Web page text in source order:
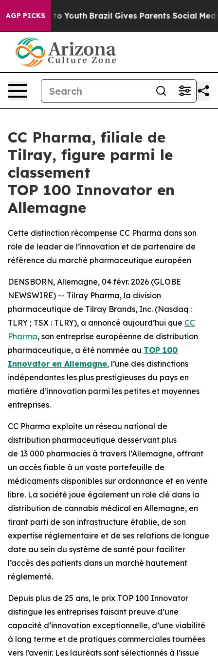
AGP PICKS
to Youth Brazil Gives Parents Social Media
CC Pharma, filiale de
Tilray, figure parmi le
classement
TOP 100 Innovator en
Allemagne
Cette distinction récompense CC Pharma dans son
rôle de leader de l’innovation et de partenaire de
référence du marché pharmaceutique européen
DENSBORN, Allemagne, 04 févr. 2026 (GLOBE
NEWSWIRE) -- Tilray Pharma, la division
pharmaceutique de Tilray Brands, Inc. (Nasdaq :
TLRY ; TSX : TLRY), a annoncé aujourd’hui que CC
Pharma, son entreprise européenne de distribution
pharmaceutique, a été nommée au TOP 100
Innovator en Allemagne, l’une des distinctions
indépendantes les plus prestigieuses du pays en
matière d’innovation parmi les petites et moyennes
entreprises.
CC Pharma exploite un réseau national de
distribution pharmaceutique desservant plus
de 13 000 pharmacies à travers l’Allemagne, offrant
un accès fiable à un vaste portefeuille de
médicaments disponibles sur ordonnance et en vente
libre. La société joue également un rôle clé dans la
distribution de cannabis médical en Allemagne, en
tirant parti de son infrastructure établie, de son
expertise réglementaire et de ses relations de longue
date au sein du système de santé pour faciliter
l’accès des patients dans un marché hautement
réglementé.
Depuis plus de 25 ans, le prix TOP 100 Innovator
distingue les entreprises faisant preuve d’une
capacité d’innovation exceptionnelle, d’une viabilité
à long terme et de pratiques commerciales tournées
vers l’avenir. Les lauréats sont sélectionnés à l’issue